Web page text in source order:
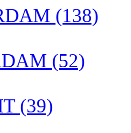
(138)
(52)
(39)